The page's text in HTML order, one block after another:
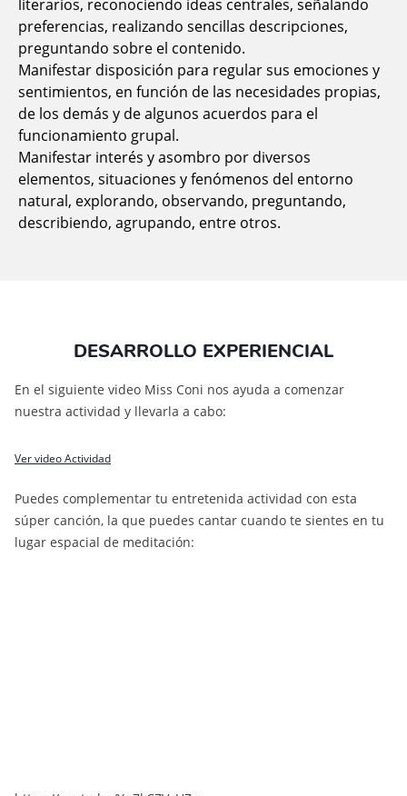
literarios, reconociendo ideas centrales, señalando
preferencias, realizando sencillas descripciones,
preguntando sobre el contenido.
Manifestar disposición para regular sus emociones y
sentimientos, en función de las necesidades propias,
de los demás y de algunos acuerdos para el
funcionamiento grupal.
Manifestar interés y asombro por diversos
elementos, situaciones y fenómenos del entorno
natural, explorando, observando, preguntando,
describiendo, agrupando, entre otros.
DESARROLLO EXPERIENCIAL
En el siguiente video Miss Coni nos ayuda a comenzar
nuestra actividad y llevarla a cabo:
Ver video Actividad
Puedes complementar tu entretenida actividad con esta
súper canción, la que puedes cantar cuando te sientes en tu
lugar espacial de meditación: